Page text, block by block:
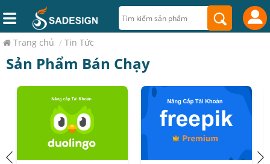
Trang chủ / Tin Tức
Sản Phẩm Bán Chạy